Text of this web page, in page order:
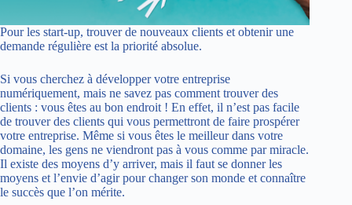
Pour les start-up, trouver de nouveaux clients et obtenir une
demande régulière est la priorité absolue.
Si vous cherchez à développer votre entreprise
numériquement, mais ne savez pas comment trouver des
clients : vous êtes au bon endroit ! En effet, il n’est pas facile
de trouver des clients qui vous permettront de faire prospérer
votre entreprise. Même si vous êtes le meilleur dans votre
domaine, les gens ne viendront pas à vous comme par miracle.
Il existe des moyens d’y arriver, mais il faut se donner les
moyens et l’envie d’agir pour changer son monde et connaître
le succès que l’on mérite.